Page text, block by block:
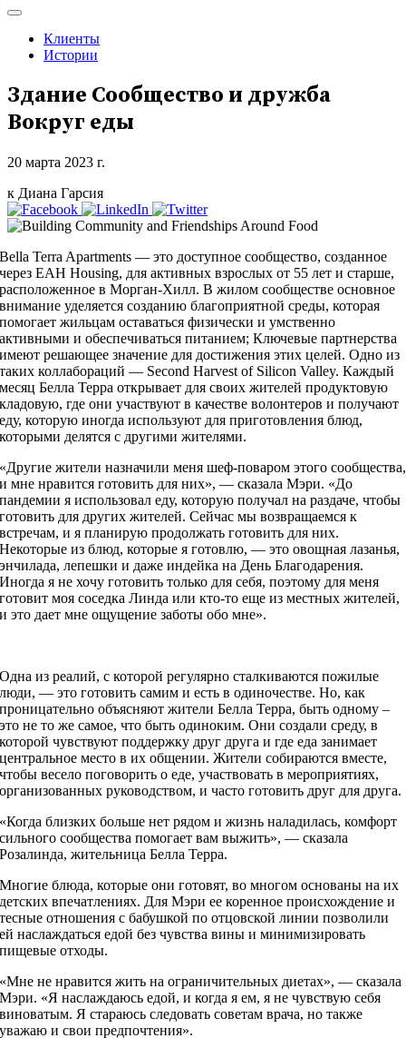
Клиенты
Истории
Здание Сообщество и дружба
Вокруг еды
20 марта 2023 г.
к Диана Гарсия
Bella Terra Apartments — это доступное сообщество, созданное
через EAH Housing, для активных взрослых от 55 лет и старше,
расположенное в Морган-Хилл. В жилом сообществе основное
внимание уделяется созданию благоприятной среды, которая
помогает жильцам оставаться физически и умственно
активными и обеспечиваться питанием; Ключевые партнерства
имеют решающее значение для достижения этих целей. Одно из
таких коллабораций — Second Harvest of Silicon Valley. Каждый
месяц Белла Терра открывает для своих жителей продуктовую
кладовую, где они участвуют в качестве волонтеров и получают
еду, которую иногда используют для приготовления блюд,
которыми делятся с другими жителями.
«Другие жители назначили меня шеф-поваром этого сообщества,
и мне нравится готовить для них», — сказала Мэри. «До
пандемии я использовал еду, которую получал на раздаче, чтобы
готовить для других жителей. Сейчас мы возвращаемся к
встречам, и я планирую продолжать готовить для них.
Некоторые из блюд, которые я готовлю, — это овощная лазанья,
энчилада, лепешки и даже индейка на День Благодарения.
Иногда я не хочу готовить только для себя, поэтому для меня
готовит моя соседка Линда или кто-то еще из местных жителей,
и это дает мне ощущение заботы обо мне».
Одна из реалий, с которой регулярно сталкиваются пожилые
люди, — это готовить самим и есть в одиночестве. Но, как
проницательно объясняют жители Белла Терра, быть одному –
это не то же самое, что быть одиноким. Они создали среду, в
которой чувствуют поддержку друг друга и где еда занимает
центральное место в их общении. Жители собираются вместе,
чтобы весело поговорить о еде, участвовать в мероприятиях,
организованных руководством, и часто готовить друг для друга.
«Когда близких больше нет рядом и жизнь наладилась, комфорт
сильного сообщества помогает вам выжить», — сказала
Розалинда, жительница Белла Терра.
Многие блюда, которые они готовят, во многом основаны на их
детских впечатлениях. Для Мэри ее коренное происхождение и
тесные отношения с бабушкой по отцовской линии позволили
ей наслаждаться едой без чувства вины и минимизировать
пищевые отходы.
«Мне не нравится жить на ограничительных диетах», — сказала
Мэри. «Я наслаждаюсь едой, и когда я ем, я не чувствую себя
виноватым. Я стараюсь следовать советам врача, но также
уважаю и свои предпочтения».